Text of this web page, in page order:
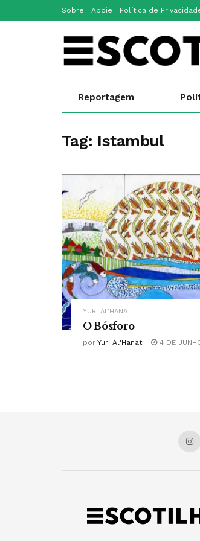
Sobre Apoie Política de
Reportagem
Tag: Istambul
YURI AL'HANATI
O Bósforo
por Yuri Al'Hanati 4 DE